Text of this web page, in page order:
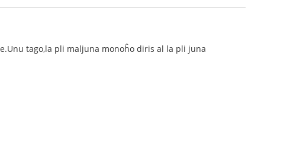
tago,la pli maljuna monoĥo diris al la pli juna